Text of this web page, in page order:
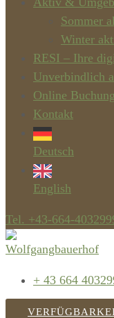
Sommer
Winter
RESI – Ihre
Unverbindlich
Online Buchung
Kontakt
Deutsch
English
Tel. +43-664-
+ 43 664